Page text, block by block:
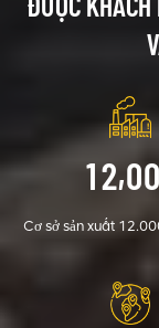
hành ngoài trời
12,00
Cơ sở sản xuất